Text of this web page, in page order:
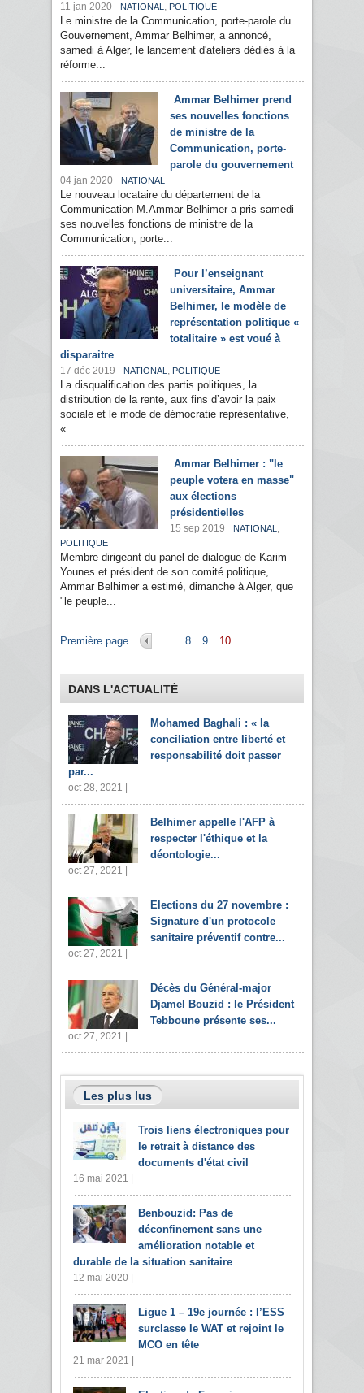
11 jan 2020 NATIONAL , POLITIQUE
Le ministre de la Communication, porte-parole du
Gouvernement, Ammar Belhimer, a annoncé,
samedi à Alger, le lancement d'ateliers dédiés à la
réforme...
Ammar Belhimer prend
ses nouvelles fonctions
de ministre de la
Communication, porte-
parole du gouvernement
04 jan 2020 NATIONAL
Le nouveau locataire du département de la
Communication M.Ammar Belhimer a pris samedi
ses nouvelles fonctions de ministre de la
Communication, porte...
Pour l’enseignant
universitaire, Ammar
Belhimer, le modèle de
représentation politique «
totalitaire » est voué à
disparaitre
17 déc 2019 NATIONAL , POLITIQUE
La disqualification des partis politiques, la
distribution de la rente, aux fins d’avoir la paix
sociale et le mode de démocratie représentative,
« ...
Ammar Belhimer : "le
peuple votera en masse"
aux élections
présidentielles
15 sep 2019 NATIONAL ,
POLITIQUE
Membre dirigeant du panel de dialogue de Karim
Younes et président de son comité politique,
Ammar Belhimer a estimé, dimanche à Alger, que
"le peuple...
Pages
Première page … 8 9 10
DANS L'ACTUALITÉ
Mohamed Baghali : « la
conciliation entre liberté et
responsabilité doit passer
par...
oct 28, 2021 |
Belhimer appelle l'AFP à
respecter l'éthique et la
déontologie...
oct 27, 2021 |
Elections du 27 novembre :
Signature d'un protocole
sanitaire préventif contre...
oct 27, 2021 |
Décès du Général-major
Djamel Bouzid : le Président
Tebboune présente ses...
oct 27, 2021 |
Les plus lus
Trois liens électroniques pour
le retrait à distance des
documents d'état civil
16 mai 2021 |
Benbouzid: Pas de
déconfinement sans une
amélioration notable et
durable de la situation sanitaire
12 mai 2020 |
Ligue 1 – 19e journée : l’ESS
surclasse le WAT et rejoint le
MCO en tête
21 mar 2021 |